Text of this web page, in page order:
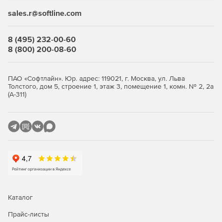
консоль из любого браузера. В редакции Advanced
доступны контроль приложений, контроль USB-устройств
интеграция с SIEM-системами. Облачная аналитика угроз
PRO32 ETI (Ecosystem Threat Intelligence) собирает данные
отслеживает безопасность сетей Wi-Fi. Разворачивать
защиту удобно: удалённая и тихая установка, рассылка по
электронной почте или пакетами, поддержка
Как купить PRO32 Endpoint
Выберите количество узлов, оформите заказ и получите
ключи — развёртывание выполняется удалённо через
закрывающих документов (счёт, накладная, счёт-фактура)
и помощь в подборе нужного количества лицензий.
sales.r@softline.com
8 (495) 232-00-60
8 (800) 200-08-60
ПАО «Софтлайн». Юр. адрес: 119021, г. Москва, ул. Льва
Толстого, дом 5, строение 1, этаж 3, помещение 1, комн. № 2, 2а
(А-311)
Каталог
Прайс-листы